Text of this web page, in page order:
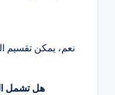
نعم، يمكن تقسيم
29. هل تشمل